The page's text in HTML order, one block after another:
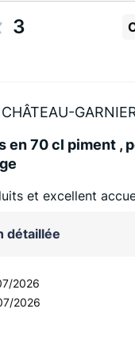
3
CHÂTEAU-
en 70 cl piment ,
et excellent
détaillée
2026
2026